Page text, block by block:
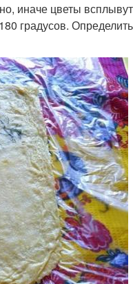
иначе цветы
градусов.